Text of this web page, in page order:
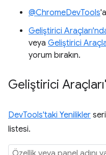
@ChromeDevTools
Geliştirici
veya Geliştirici
yorum bırakın.
Geliştirici
DevTools'taki Yenilikler
listesi.